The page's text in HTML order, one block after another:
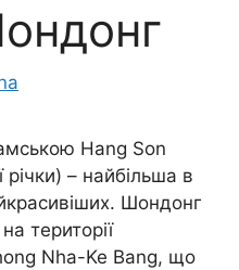
Hang Son
річки) – найбільша в
Шондонг
території
Nha-Ke Bang, що